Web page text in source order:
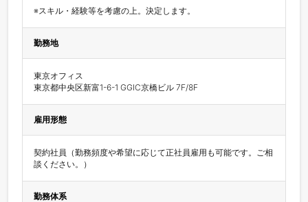
※スキル・経験等を考慮の上。決定します。
勤務地
東京オフィス
東京都中央区新富1-6-1 GGIC京橋ビル 7F/8F
雇用形態
契約社員（勤務頻度や希望に応じて正社員雇用も可能です。ご相
談ください。）
勤務体系